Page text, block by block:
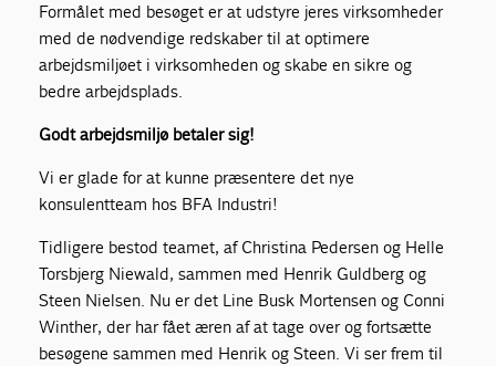
Formålet med besøget er at udstyre jeres virksomheder
med de nødvendige redskaber til at optimere
arbejdsmiljøet i virksomheden og skabe en sikre og
bedre arbejdsplads.
Godt arbejdsmiljø betaler sig!
Vi er glade for at kunne præsentere det nye
konsulentteam hos BFA Industri!
Tidligere bestod teamet, af Christina Pedersen og Helle
Torsbjerg Niewald, sammen med Henrik Guldberg og
Steen Nielsen. Nu er det Line Busk Mortensen og Conni
Winther, der har fået æren af at tage over og fortsætte
besøgene sammen med Henrik og Steen. Vi ser frem til